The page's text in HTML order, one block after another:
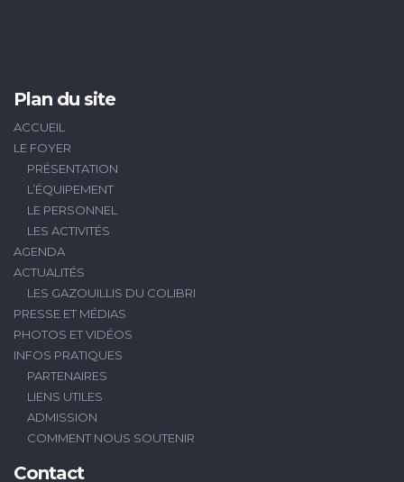
Plan du site
ACCUEIL
LE FOYER
PRÉSENTATION
L’ÉQUIPEMENT
LE PERSONNEL
LES ACTIVITÉS
AGENDA
ACTUALITÉS
LES GAZOUILLIS DU COLIBRI
PRESSE ET MÉDIAS
PHOTOS ET VIDÉOS
INFOS PRATIQUES
PARTENAIRES
LIENS UTILES
ADMISSION
COMMENT NOUS SOUTENIR
Contact